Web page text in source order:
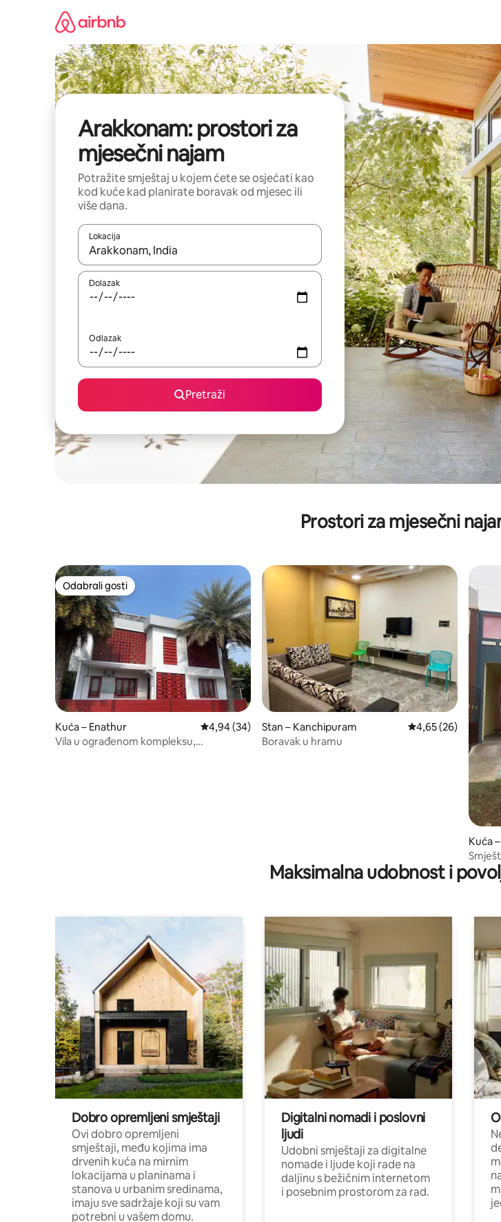
Arakkonam: prostori za
mjesečni najam
Potražite smještaj u kojem ćete se osjećati kao
kod kuće kad planirate boravak od mjesec ili
više dana.
Lokacija
Kada budu dostupni rezultati, moći ćete ih pregledati koristeći se strelicama prema gore i
Dolazak
Odlazak
Pretraži
Prostori za mjesečni
Odabrali gosti
Odabrali gosti
Kuća – Enathur Prosječna ocjena: 4,94/5, recenzija: 34
4,94 (34)
Vila u ograđenom kompleksu,
Stan – Kanchipuram Prosječna ocjena:
4,65 (26)
Boravak u hramu
Kuća
Maksimalna udobnost i
Dobro opremljeni smještaji
Ovi dobro opremljeni
smještaji, među kojima ima
drvenih kuća na mirnim
lokacijama u planinama i
stanova u urbanim sredinama,
imaju sve sadržaje koji su vam
potrebni u vašem domu.
Digitalni nomadi i poslovni
ljudi
Udobni smještaji za digitalne
nomade i ljude koji rade na
daljinu s bežičnim internetom
i posebnim prostorom za rad.